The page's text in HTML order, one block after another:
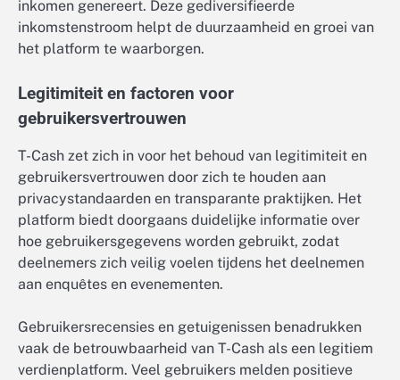
inkomen genereert. Deze gediversifieerde
inkomstenstroom helpt de duurzaamheid en groei van
het platform te waarborgen.
Legitimiteit en factoren voor
gebruikersvertrouwen
T-Cash zet zich in voor het behoud van legitimiteit en
gebruikersvertrouwen door zich te houden aan
privacystandaarden en transparante praktijken. Het
platform biedt doorgaans duidelijke informatie over
hoe gebruikersgegevens worden gebruikt, zodat
deelnemers zich veilig voelen tijdens het deelnemen
aan enquêtes en evenementen.
Gebruikersrecensies en getuigenissen benadrukken
vaak de betrouwbaarheid van T-Cash als een legitiem
verdienplatform. Veel gebruikers melden positieve